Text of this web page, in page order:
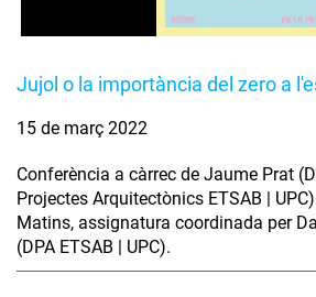
Jujol o la importància del zero a
15 de març 2022
Conferència a càrrec de Jaume Prat
Projectes Arquitectònics ETSAB |
Matins, assignatura coordinada per
(DPA ETSAB | UPC).